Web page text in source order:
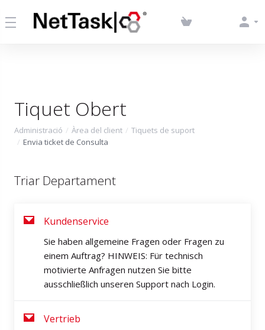
Tiquet Obert
Administració Àrea del client
Tiquets de suport
Envia ticket de Consulta
Triar Departament
Kundenservice
Sie haben allgemeine Fragen oder Fragen zu
einem Auftrag? HINWEIS: Für technisch
motivierte Anfragen nutzen Sie bitte
ausschließlich unseren Support nach Login.
Vertrieb